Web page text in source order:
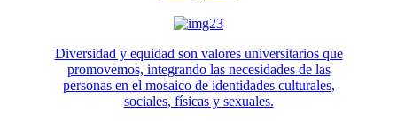
Diversidad y equidad son valores universitarios que
promovemos, integrando las necesidades de las
personas en el mosaico de identidades culturales,
sociales, físicas y sexuales.